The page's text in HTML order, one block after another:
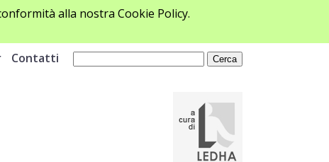
alla nostra Cookie Policy.
Contatti